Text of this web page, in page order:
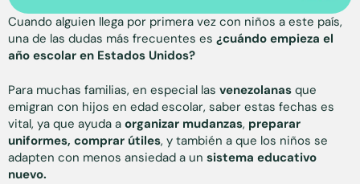
Cuando alguien llega por primera vez con niños a este país,
una de las dudas más frecuentes es ¿cuándo empieza el
año escolar en Estados Unidos?
Para muchas familias, en especial las venezolanas que
emigran con hijos en edad escolar, saber estas fechas es
vital, ya que ayuda a organizar mudanzas, preparar
uniformes, comprar útiles, y también a que los niños se
adapten con menos ansiedad a un sistema educativo
nuevo.